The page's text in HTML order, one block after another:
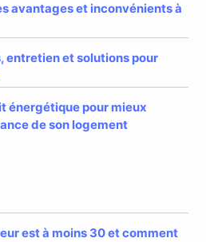
avantages et inconvénients à
entretien et solutions pour
énergétique pour mieux
de son logement
est à moins 30 et comment